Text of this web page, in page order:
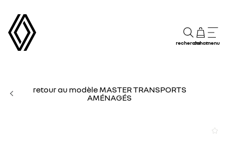
rechercheachatmenu
retour au modèle MASTER TRANSPORTS
AMÉNAGÉS